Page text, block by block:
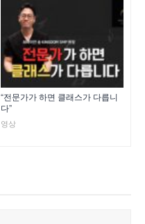
“전문가가 하면 클래스가 다릅니
다”
영상